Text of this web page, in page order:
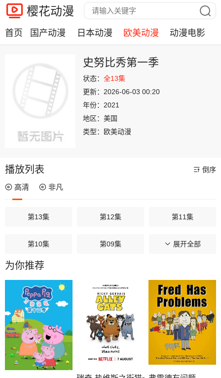
樱花动漫
首页 国产动漫 日本动漫 欧美动漫 动漫电影
史努比秀第一季
状态： 全13集
更新： 2026-06-03 00:20
年份： 2021
地区： 美国
类型：
欧美动漫
播放列表 倒序
高清 非凡
第13集 第12集 第11集
第10集 第09集 第08集
第07集
第04集 第03集 第02集
第01集
展开全部
为你推荐